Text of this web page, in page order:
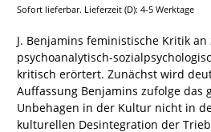
Sofort lieferbar. Lieferzeit (D): 4-5 Werktage
J. Benjamins feministische Kritik
psychoanalytisch-
kritisch erörtert. Zunächst wird
Auffassung Benjamins zufolge das
Unbehagen in der Kultur nicht in
kulturellen Desintegration der